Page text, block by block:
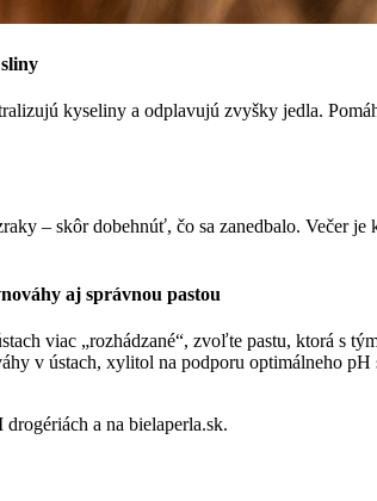
kyseliny a odplavujú zvyšky jedla.
– skôr dobehnúť, čo sa zanedbalo. Večer
aj správnou pastou
viac „rozhádzané“, zvoľte pastu, ktorá s
v ústach, xylitol na podporu optimálneho
a na bielaperla.sk.